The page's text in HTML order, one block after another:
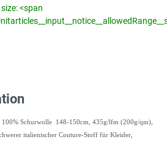
<span
100% Schurwolle 148-150cm, 435g/lfm (200g/qm),
italienischer Couture-Stoff für Kleider,